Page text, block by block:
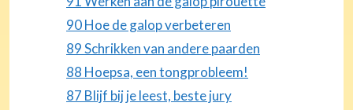
90 Hoe de galop verbeteren
89 Schrikken van andere paarden
88 Hoepsa, een tongprobleem!
87 Blijf bij je leest, beste jury